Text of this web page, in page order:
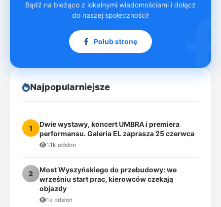
Bądź na bieżąco z lokalnymi wiadomościami i dołącz
do naszej społeczności!
Polub stronę
Najpopularniejsze
1
Dwie wystawy, koncert UMBRA i premiera
performansu. Galeria EL zaprasza 25 czerwca
1.1k odsłon
2
Most Wyszyńskiego do przebudowy: we
wrześniu start prac, kierowców czekają
objazdy
1k odsłon